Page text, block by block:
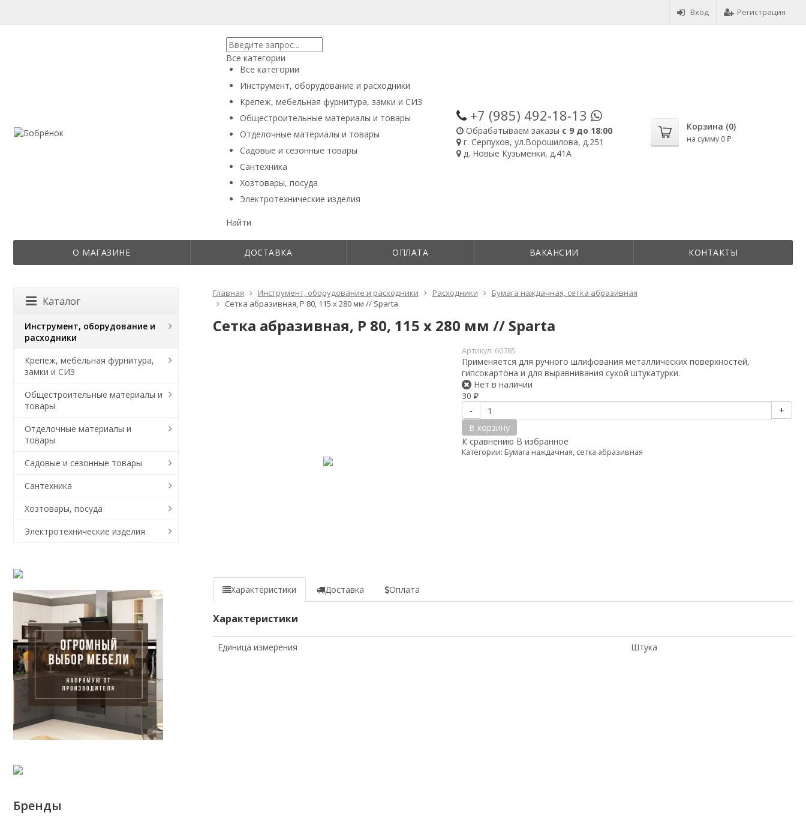
Вход Регистрация
Все категории
Все категории
Инструмент, оборудование и расходники
Крепеж, мебельная фурнитура, замки и СИЗ
Общестроительные материалы и товары
Отделочные материалы и товары
Садовые и сезонные товары
Сантехника
Хозтовары, посуда
Электротехнические изделия
Найти
+7 (985) 492-18-13
Обрабатываем заказы с 9 до 18:00
г. Серпухов, ул.Ворошилова, д.251
д. Новые Кузьменки, д.41А
Корзина (0)
на сумму 0 ₽
О МАГАЗИНЕ ДОСТАВКА ОПЛАТА ВАКАНСИИ КОНТАКТЫ
Главная Инструмент, оборудование и расходники Расходники
Бумага наждачная, сетка абразивная
Сетка абразивная, P 80, 115 х 280 мм // Sparta
Сетка абразивная, P 80, 115 х 280 мм // Sparta
Артикул: 60785
Применяется для ручного шлифования металлических поверхностей,
гипсокартона и для выравнивания сухой штукатурки.
Нет в наличии
30₽
-
+
В корзину
К сравнению В избранное
Категории: Бумага наждачная, сетка абразивная
Характеристики Доставка Оплата
Характеристики
Единица измерения Штука
Каталог
Инструмент, оборудование и
расходники
Крепеж, мебельная фурнитура,
замки и СИЗ
Общестроительные материалы и
товары
Отделочные материалы и
товары
Садовые и сезонные товары
Сантехника
Хозтовары, посуда
Электротехнические изделия
Бренды